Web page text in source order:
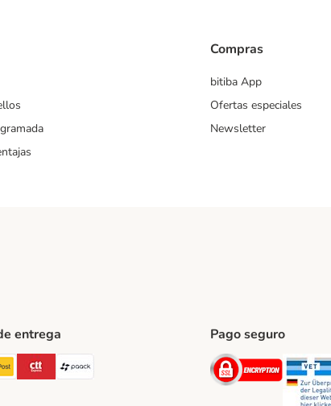
Compras
bitiba App
Ofertas especiales
Newsletter
entrega
Shipping Method
InPost Shipping Method
CTTExpress Shipping Method
paack Shipping Method
Pago seguro
Security